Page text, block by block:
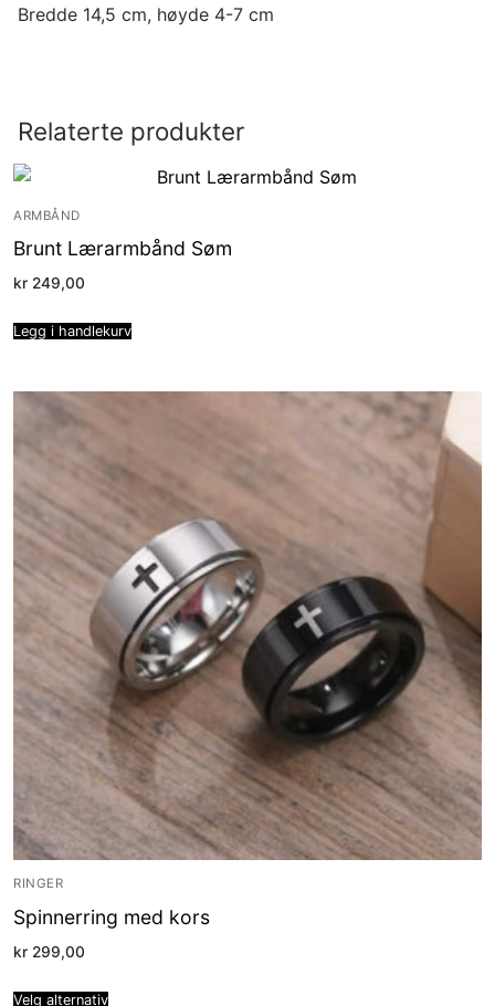
Bredde 14,5 cm, høyde 4-7 cm
Relaterte produkter
ARMBÅND
Brunt Lærarmbånd Søm
kr 249,00
Legg i handlekurv
RINGER
Spinnerring med kors
kr 299,00
Velg alternativ